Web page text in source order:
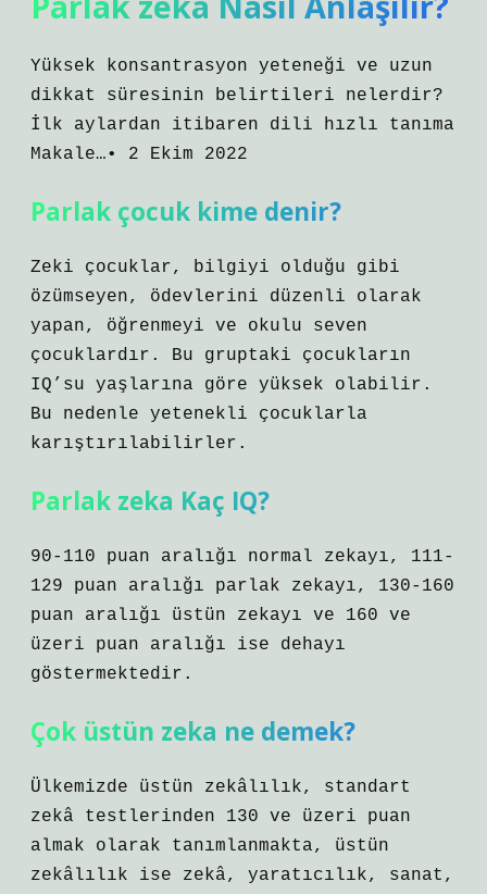
Yüksek konsantrasyon yeteneği ve uzun
dikkat süresinin belirtileri nelerdir?
İlk aylardan itibaren dili hızlı tanıma
Makale…• 2 Ekim 2022
Parlak çocuk kime denir?
Zeki çocuklar, bilgiyi olduğu gibi
özümseyen, ödevlerini düzenli olarak
yapan, öğrenmeyi ve okulu seven
çocuklardır. Bu gruptaki çocukların
IQ’su yaşlarına göre yüksek olabilir.
Bu nedenle yetenekli çocuklarla
karıştırılabilirler.
Parlak zeka Kaç IQ?
90-110 puan aralığı normal zekayı, 111-
129 puan aralığı parlak zekayı, 130-160
puan aralığı üstün zekayı ve 160 ve
üzeri puan aralığı ise dehayı
göstermektedir.
Çok üstün zeka ne demek?
Ülkemizde üstün zekâlılık, standart
zekâ testlerinden 130 ve üzeri puan
almak olarak tanımlanmakta, üstün
zekâlılık ise zekâ, yaratıcılık, sanat,